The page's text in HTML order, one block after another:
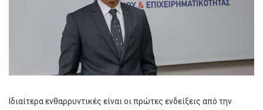
Ιδιαίτερα ενθαρρυντικές είναι οι πρώτες ενδείξεις από την